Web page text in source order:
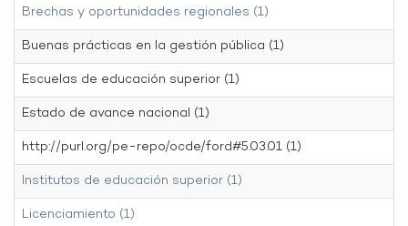
Brechas y oportunidades regionales (1)
Buenas prácticas en la gestión pública (1)
Escuelas de educación superior (1)
Estado de avance nacional (1)
http://purl.org/pe-repo/ocde/ford#5.03.01 (1)
Institutos de educación superior (1)
Licenciamiento (1)